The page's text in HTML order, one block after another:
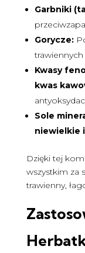
Garbniki
Gorycze:
trawiennych
Kwasy
kwas
Sole
niewielkie
Dzięki tej
wszystkim za
trawienny,